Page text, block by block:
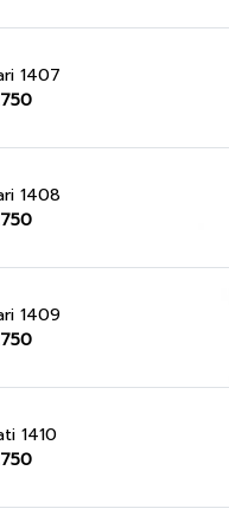
1407
1408
1409
1410